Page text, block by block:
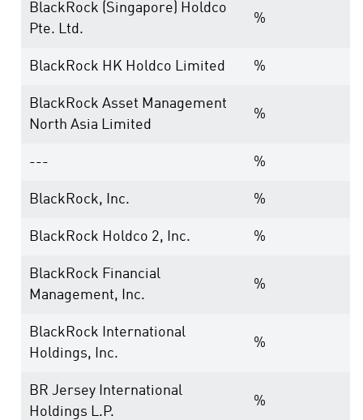
BlackRock (Singapore) Holdco
Pte. Ltd.
%
BlackRock HK Holdco Limited %
BlackRock Asset Management
North Asia Limited
%
--- %
BlackRock, Inc. %
BlackRock Holdco 2, Inc. %
BlackRock Financial
Management, Inc.
%
BlackRock International
Holdings, Inc.
%
BR Jersey International
Holdings L.P.
%